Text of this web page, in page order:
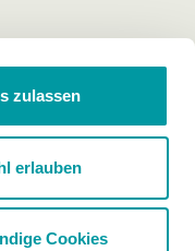
zulassen
erlauben
Cookies